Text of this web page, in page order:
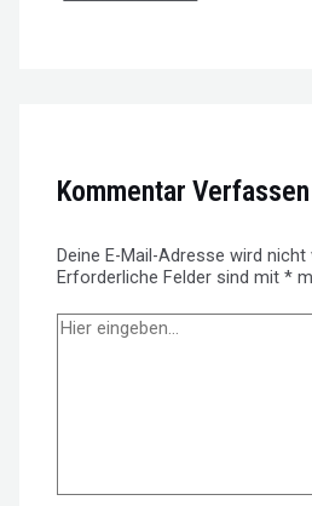
Kommentar Verfassen
Deine E-Mail-Adresse wird
Erforderliche Felder sind mit*
Hier